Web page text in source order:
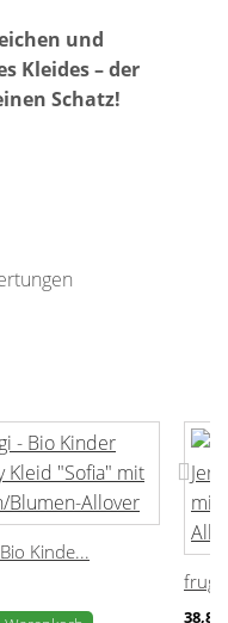
und
Kleides – der
Schatz!
Kinde...
frugi
38,82